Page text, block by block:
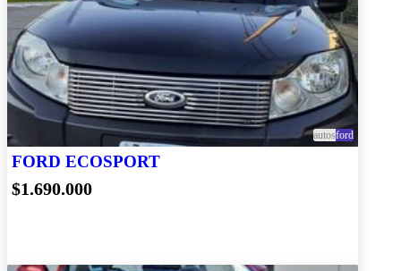
autosford
FORD ECOSPORT
$1.690.000